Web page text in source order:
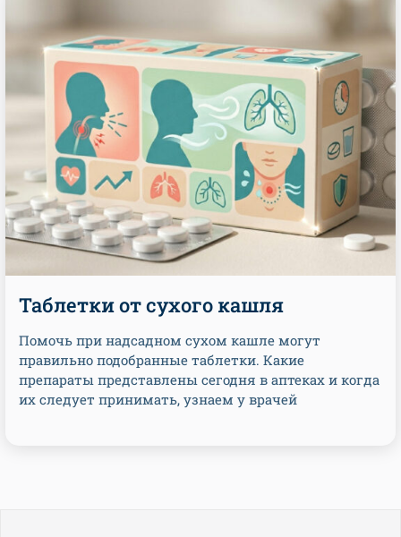
Таблетки от сухого кашля
Помочь при надсадном сухом кашле могут
правильно подобранные таблетки. Какие
препараты представлены сегодня в аптеках и когда
их следует принимать, узнаем у врачей